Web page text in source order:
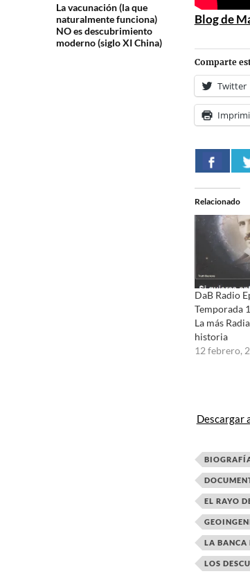
La vacunación (la que
naturalmente funciona)
NO es descubrimiento
moderno (siglo XI China)
Blog de
Comparte
Twitter
Relacionado
DaB Radio
Temporada
La más
historia
12 febrero,
Descargar
EL RAYO
LA BANCA
LOS